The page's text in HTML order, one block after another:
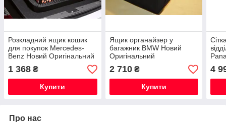
Розкладний ящик кошик
для покупок Mercedes-
Benz Новий Оригінальний
1 368 ₴
Купити
Ящик органайзер у
багажник BMW Новий
Оригінальний
2 710₴
Купити
4
Про нас